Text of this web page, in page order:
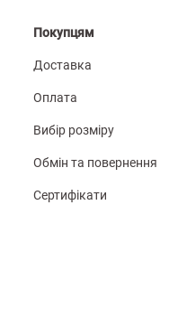
Покупцям
Доставка
Оплата
Вибір розміру
Обмін та повернення
Сертифікати